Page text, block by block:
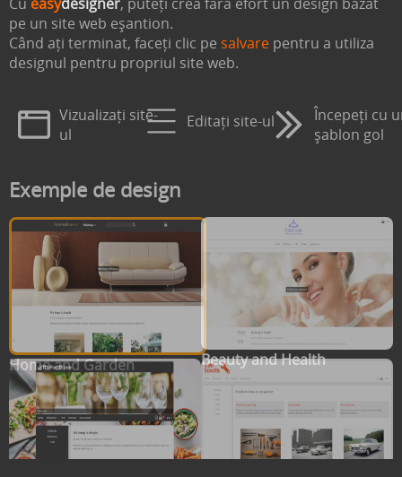
pe un site web eșantion.
Când ați terminat, faceți clic pe salvare pentru a utiliza
designul pentru propriul site web.
Vizualizați site-
ul
Editați site-ul
Începeți cu
șablon gol
Exemple de design
Home and Garden Beauty and Health